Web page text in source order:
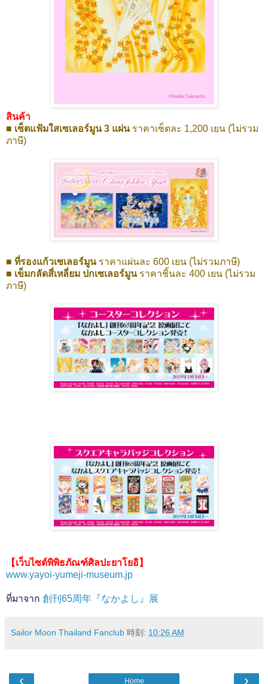
สินค้า
■ เซ็ตแฟ้มใสเซเลอร์มูน 3 แผ่น ราคาเซ็ตละ 1,200 เยน (ไม่รวม
ภาษี)
■ ที่รองแก้วเซเลอร์มูน ราคาแผ่นละ 600 เยน (ไม่รวมภาษี)
■ เข็มกลัดสี่เหลี่ยม ปกเซเลอร์มูน ราคาชิ้นละ 400 เยน (ไม่รวม
ภาษี)
【เว็บไซต์พิพิธภัณฑ์ศิลปะยาโยอิ】
www.yayoi-yumeji-museum.jp
ที่มาจาก 創刊65周年『なかよし』展
Sailor Moon Thailand Fanclub 時刻: 10:26 AM
‹ ›
Home